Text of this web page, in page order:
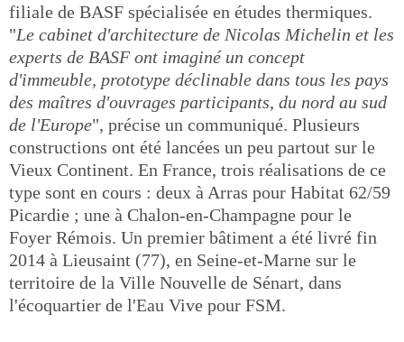
filiale de BASF spécialisée en études thermiques.
"Le cabinet d'architecture de Nicolas Michelin et les
experts de BASF ont imaginé un concept
d'immeuble, prototype déclinable dans tous les pays
des maîtres d'ouvrages participants, du nord au sud
de l'Europe", précise un communiqué. Plusieurs
constructions ont été lancées un peu partout sur le
Vieux Continent. En France, trois réalisations de ce
type sont en cours : deux à Arras pour Habitat 62/59
Picardie ; une à Chalon-en-Champagne pour le
Foyer Rémois. Un premier bâtiment a été livré fin
2014 à Lieusaint (77), en Seine-et-Marne sur le
territoire de la Ville Nouvelle de Sénart, dans
l'écoquartier de l'Eau Vive pour FSM.